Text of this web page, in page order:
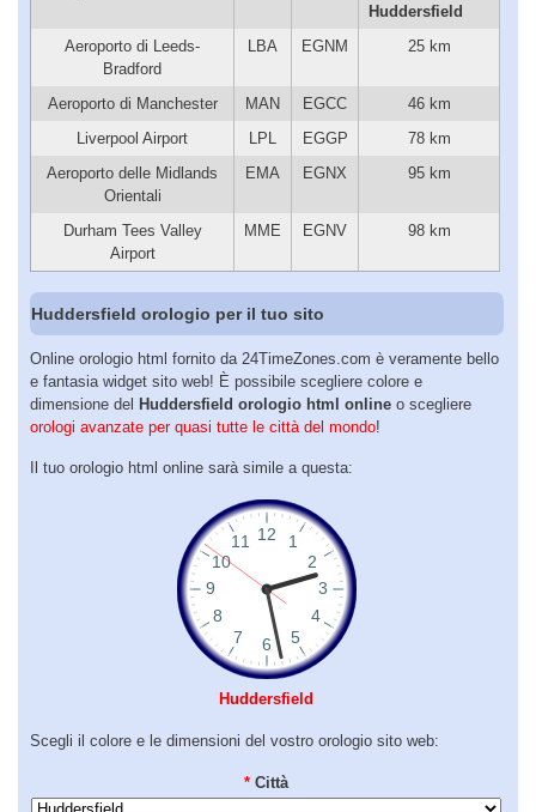
Huddersfield
Aeroporto di Leeds-
Bradford
LBA EGNM 25 km
Aeroporto di Manchester MAN EGCC
46 km
Liverpool Airport
LPL EGGP
78 km
Aeroporto delle Midlands
Orientali
EMA EGNX 95 km
Durham Tees Valley
Airport
MME EGNV 98 km
Huddersfield orologio per il tuo sito
Online orologio html fornito da 24TimeZones.com è veramente bello
e fantasia widget sito web! È possibile scegliere colore e
dimensione del Huddersfield orologio html online o scegliere
orologi avanzate per quasi tutte le città del mondo!
Il tuo orologio html online sarà simile a questa:
Huddersfield
Scegli il colore e le dimensioni del vostro orologio sito web:
* Città